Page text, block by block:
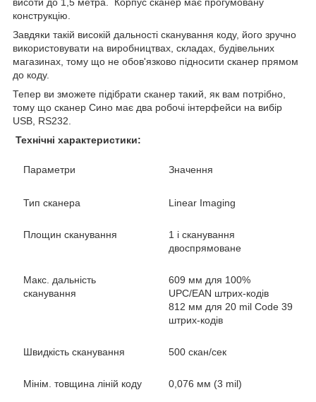
висоти до 1,5 метра. Корпус сканер має прогумовану
конструкцію.
Завдяки такій високій дальності сканування коду, його зручно
використовувати на виробництвах, складах, будівельних
магазинах, тому що не обов'язково підносити сканер прямом
до коду.
Тепер ви зможете підібрати сканер такий, як вам потрібно,
тому що сканер Сино має два робочі інтерфейси на вибір
USB, RS232.
Технічні характеристики:
Параметри Значення
Тип сканера Linear Imaging
Площин сканування
1 і сканування
двоспрямоване
Макс. дальність
сканування
609 мм для 100%
UPC/EAN штрих-кодів
812 мм для 20 mil Code 39
штрих-кодів
Швидкість сканування 500 скан/сек
Мінім. товщина ліній коду 0,076 мм (3 mil)